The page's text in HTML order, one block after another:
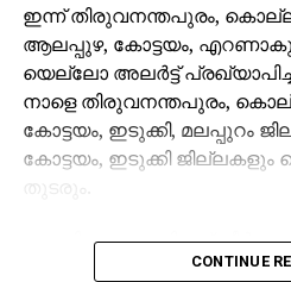
ഇന്ന് തിരുവനന്തപുരം,
ആലപ്പുഴ, കോട്ടയം,
യെല്ലോ അലര്‍ട്ട്
നാളെ തിരുവനന്തപുരം,
കോട്ടയം, ഇടുക്കി, മലപ്പുറം
കോട്ടയം, ഇടുക്കി
ശബരിമല മകരവിളക്ക്
സാഹചര്യത്തില്‍ സന്നിധാനം,
CONTINUE